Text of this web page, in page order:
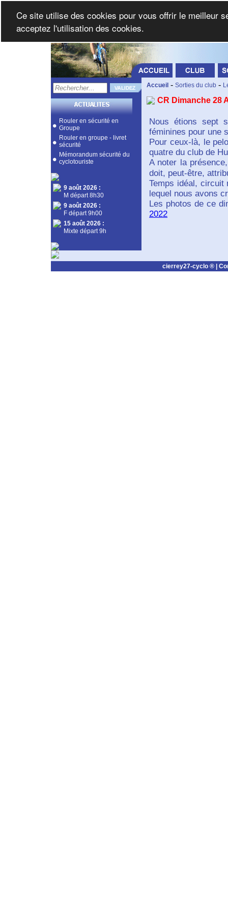
Rouler en sécurité en
Groupe
Rouler en groupe - livret
sécurité
Mémorandum sécurité du
cyclotouriste
9 août 2026 :
M départ 8h30
9 août 2026 :
F départ 9h00
15 août 2026 :
Mixte départ 9h
Accueil - Sorties du club -
CR Dimanche 28
Nous étions sept
féminines pour une
Pour ceux-là, le
quatre du club de
A noter la
doit, peut-être,
Temps idéal, circuit
lequel nous avons
Les photos de ce
2022
cierrey27-cyclo ® |
Ce site utilise des cookies pour vous offrir le meilleur
acceptez l'utilisation des cookies.